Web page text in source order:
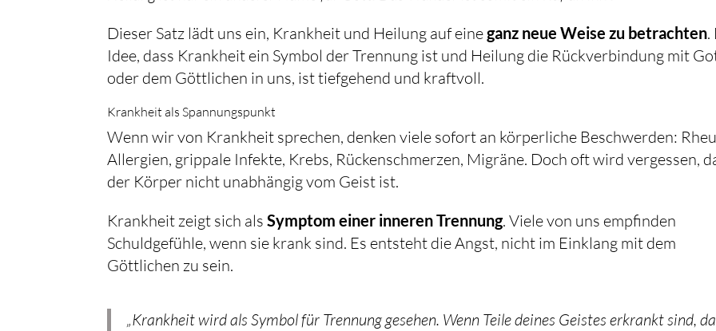
Dieser Satz lädt uns ein, Krankheit und Heilung auf eineganz neue Weise zu betrachten.
Idee, dass Krankheit ein Symbol der Trennung ist und Heilung die Rückverbindung mit
oder dem Göttlichen in uns, ist tiefgehend und kraftvoll.
Krankheit als Spannungspunkt
Wenn wir von Krankheit sprechen, denken viele sofort an körperliche Beschwerden:
Allergien, grippale Infekte, Krebs, Rückenschmerzen, Migräne. Doch oft wird vergessen,
der Körper nicht unabhängig vom Geist ist.
Krankheit zeigt sich alsSymptom einer inneren Trennung. Viele von uns empfinden
Schuldgefühle, wenn sie krank sind. Es entsteht die Angst, nicht im Einklang mit dem
Göttlichen zu sein.
„Krankheit wird als Symbol für Trennung gesehen. Wenn Teile deines Geistes erkrankt sind,